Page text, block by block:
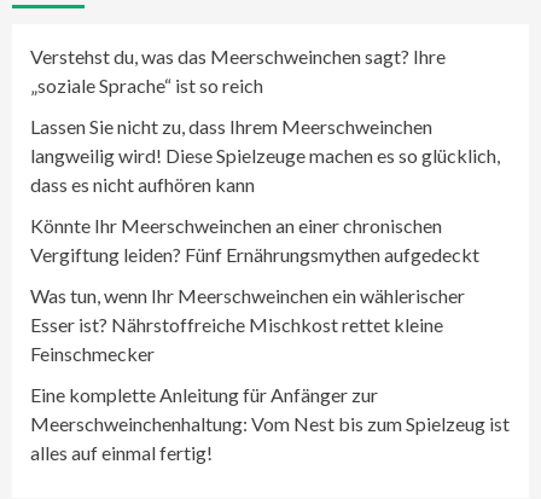
Verstehst du, was das Meerschweinchen sagt? Ihre
„soziale Sprache“ ist so reich
Lassen Sie nicht zu, dass Ihrem Meerschweinchen
langweilig wird! Diese Spielzeuge machen es so glücklich,
dass es nicht aufhören kann
Könnte Ihr Meerschweinchen an einer chronischen
Vergiftung leiden? Fünf Ernährungsmythen aufgedeckt
Was tun, wenn Ihr Meerschweinchen ein wählerischer
Esser ist? Nährstoffreiche Mischkost rettet kleine
Feinschmecker
Eine komplette Anleitung für Anfänger zur
Meerschweinchenhaltung: Vom Nest bis zum Spielzeug ist
alles auf einmal fertig!